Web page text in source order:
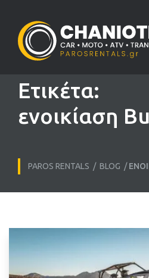
Ετικέτα:
ενοικίαση
PAROS RENTALS / BLOG /